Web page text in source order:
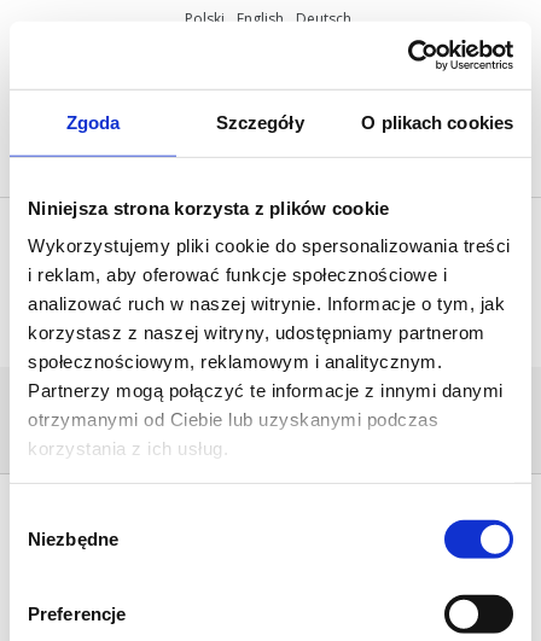
Zgoda Szczegóły O plikach cookies
Niniejsza strona korzysta z plików cookie
Wykorzystujemy pliki cookie do spersonalizowania treści
i reklam, aby oferować funkcje społecznościowe i
analizować ruch w naszej witrynie. Informacje o tym, jak
korzystasz z naszej witryny, udostępniamy partnerom
społecznościowym, reklamowym i analitycznym.
Partnerzy mogą połączyć te informacje z innymi danymi
otrzymanymi od Ciebie lub uzyskanymi podczas
korzystania z ich usług.
zgody
Niezbędne
Preferencje
Polski English Deutsch
+48 61 825 81 11
info@mobilus.pl
CSWP2
Home/[:pl]Moduły Mobilus[:en]Mobilus -
modules[:de]Mobilus - modules[:]